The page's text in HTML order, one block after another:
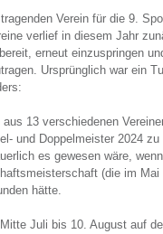
Verein für die 9.
verlief in diesem Jahr
erneut einzuspringen
Ursprünglich war ein
aus 13 verschiedenen
und Doppelmeister 2024
es gewesen wäre,
(die im
hätte.
Juli bis 10. August auf